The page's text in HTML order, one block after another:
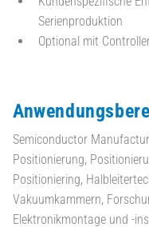
Serienproduktion
Optional mit
Semiconductor
Positionierung,
Positioniering,
Vakuumkammern,
Elektronikmontage und -